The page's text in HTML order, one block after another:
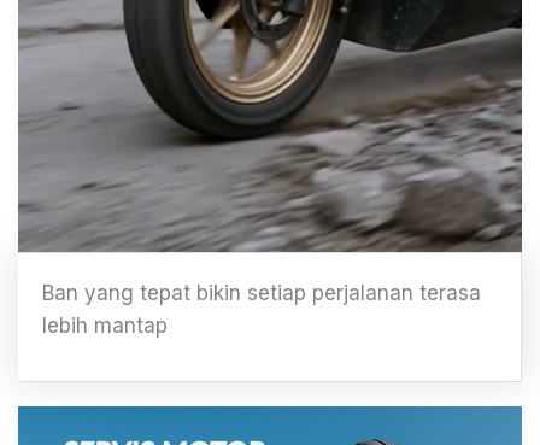
Ban yang tepat bikin setiap perjalanan terasa
lebih mantap